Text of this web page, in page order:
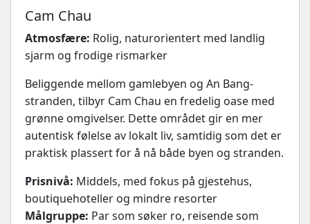
Cam Chau
Atmosfære: Rolig, naturorientert med landlig
sjarm og frodige rismarker
Beliggende mellom gamlebyen og An Bang-
stranden, tilbyr Cam Chau en fredelig oase med
grønne omgivelser. Dette området gir en mer
autentisk følelse av lokalt liv, samtidig som det er
praktisk plassert for å nå både byen og stranden.
Prisnivå: Middels, med fokus på gjestehus,
boutiquehoteller og mindre resorter
Målgruppe: Par som søker ro, reisende som